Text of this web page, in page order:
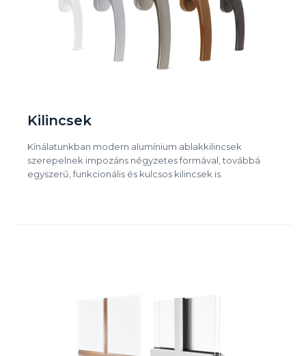
Kilincsek
Kínálatunkban modern alumínium ablakkilincsek
szerepelnek impozáns négyzetes formával, továbbá
egyszerű, funkcionális és kulcsos kilincsek is.